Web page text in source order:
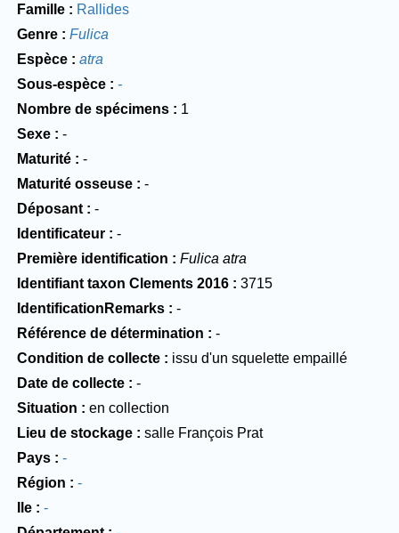
Famille
Rallides
Genre
Fulica
Espèce
atra
Sous-espèce
-
Nombre de spécimens
1
Sexe
-
Maturité
-
Maturité osseuse
-
Déposant
-
Identificateur
-
Première identification
Fulica atra
Identifiant taxon Clements 2016
3715
IdentificationRemarks
-
Référence de détermination
-
Condition de collecte
issu d'un squelette empaillé
Date de collecte
-
Situation
en collection
Lieu de stockage
salle François Prat
Pays
-
Région
-
Ile
-